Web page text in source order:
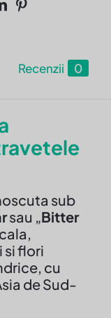
Recenzii 0
sub
sau „Bitter
si flori
cu
de Sud-